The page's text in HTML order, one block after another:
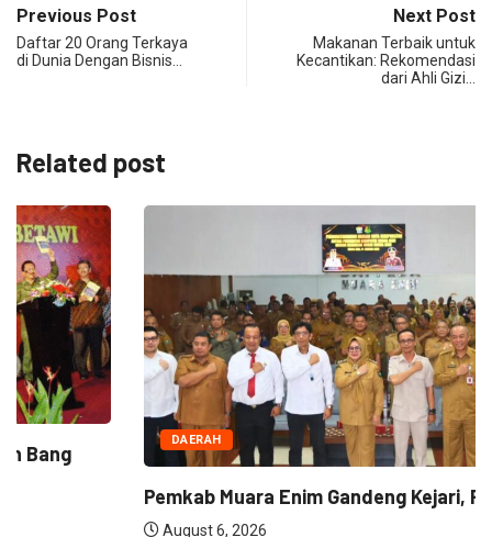
Previous Post
Daftar 20 Orang Terkaya
di Dunia Dengan Bisnis…
Next Post
Makanan Terbaik untuk
Kecantikan: Rekomendasi
dari Ahli Gizi…
Related post
Pemkab Muara Enim Gandeng Kejari, Plt Bupati...